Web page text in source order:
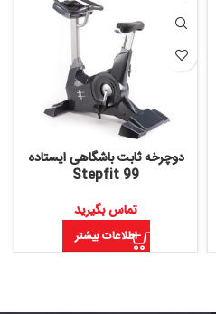
دوچرخه ثابت باشگاهی ایستاده
Stepfit 99
تماس بگیرید
اطلاعات بیشتر